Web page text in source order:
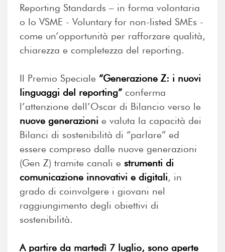
Reporting Standards – in forma volontaria
o lo VSME - Voluntary for non-listed SMEs -
come un’opportunità per rafforzare qualità,
chiarezza e completezza del reporting.
Il Premio Speciale “Generazione Z: i nuovi
linguaggi del reporting”conferma
l’attenzione dell’Oscar di Bilancio verso le
nuove generazioni e valuta la capacità dei
Bilanci di sostenibilità di “parlare” ed
essere compreso dalle nuove generazioni
(Gen Z) tramite canali e strumenti di
comunicazione innovativi e digitali, in
grado di coinvolgere i giovani nel
raggiungimento degli obiettivi di
sostenibilità.
A partire da martedì 7 luglio, sono aperte